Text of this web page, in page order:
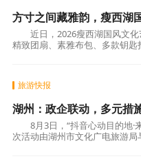
方寸之间藏雅韵，瘦西湖
近日，2026瘦西湖国风文化
精致团扇、素雅布包、多款钥
旅游快报
湖州：政企联动，多元措
8月3日，“抖音心动目的地·
次活动由湖州市文化广电旅游